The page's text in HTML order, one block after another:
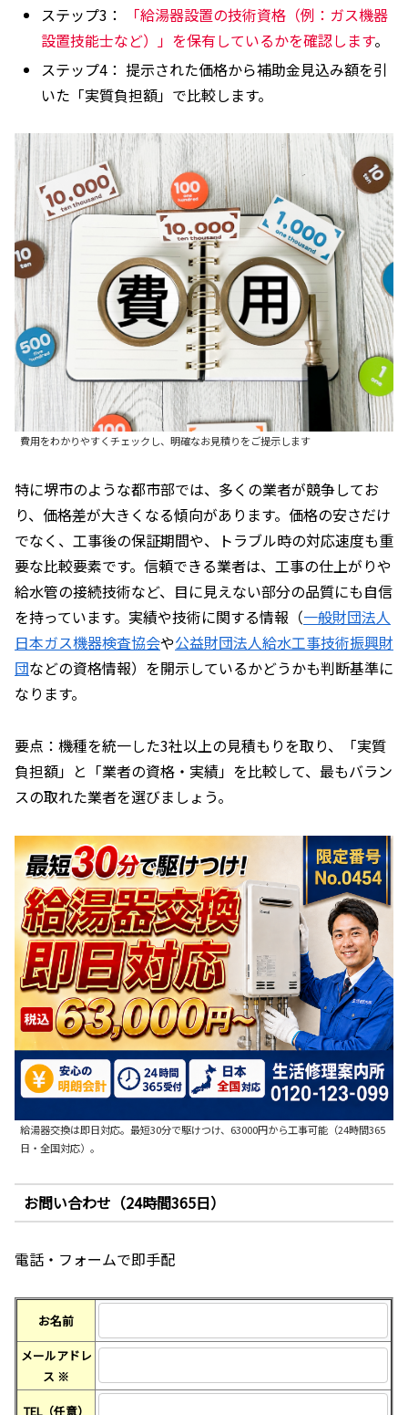
ステップ3：
「給湯器設置の技術資格（例：ガス機器
設置技能士など）」を保有しているかを確認します。
ステップ4： 提示された価格から補助金見込み額を引
いた「実質負担額」で比較します。
費用をわかりやすくチェックし、明確なお見積りをご提示します
特に堺市のような都市部では、多くの業者が競争してお
り、価格差が大きくなる傾向があります。価格の安さだけ
でなく、工事後の保証期間や、トラブル時の対応速度も重
要な比較要素です。信頼できる業者は、工事の仕上がりや
給水管の接続技術など、目に見えない部分の品質にも自信
を持っています。実績や技術に関する情報（一般財団法人
日本ガス機器検査協会や公益財団法人給水工事技術振興財
団などの資格情報）を開示しているかどうかも判断基準に
なります。
要点：機種を統一した3社以上の見積もりを取り、「実質
負担額」と「業者の資格・実績」を比較して、最もバラン
スの取れた業者を選びましょう。
給湯器交換は即日対応。最短30分で駆けつけ、63000円から工事可能（24時間365
日・全国対応）。
お問い合わせ（24時間365日）
電話・フォームで即手配
お名前
メールアドレ
ス ※
TEL（任意）